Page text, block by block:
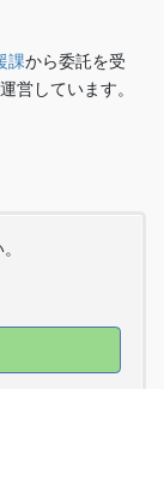
課から委託を受
営しています。